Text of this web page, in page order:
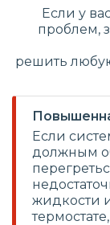
Если у
проблем,
решить
Если
должным
жидкости